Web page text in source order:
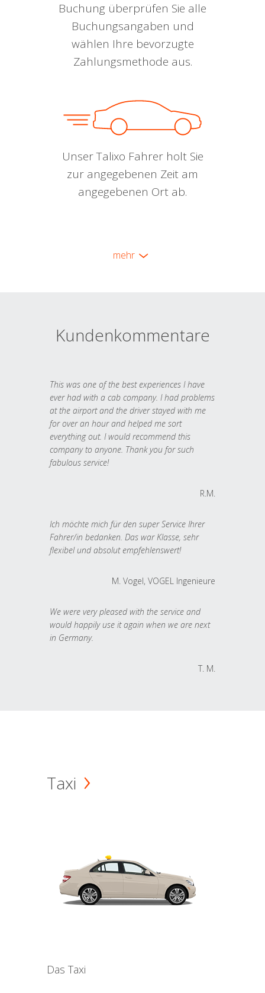
Buchung überprüfen Sie alle
Buchungsangaben und
wählen Ihre bevorzugte
Zahlungsmethode aus.
Unser Talixo Fahrer holt Sie
zur angegebenen Zeit am
angegebenen Ort ab.
mehr
Kundenkommentare
This was one of the best experiences I have
ever had with a cab company. I had problems
at the airport and the driver stayed with me
for over an hour and helped me sort
everything out. I would recommend this
company to anyone. Thank you for such
fabulous service!
R.M.
Ich möchte mich für den super Service Ihrer
Fahrer/in bedanken. Das war Klasse, sehr
flexibel und absolut empfehlenswert!
M. Vogel, VOGEL Ingenieure
We were very pleased with the service and
would happily use it again when we are next
in Germany.
T. M.
Taxi
Das Taxi